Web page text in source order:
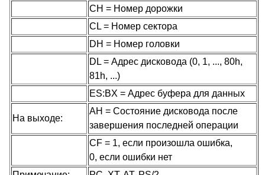
CH = Номер дорожки
CL = Номер сектора
DH = Номер головки
DL = Адрес дисковода (0, 1, ..., 80h,
81h, ...)
ES:BX = Адрес буфера для данных
На выходе:
AH = Состояние дисковода после
завершения последней операции
CF = 1, если произошла ошибка,
0, если ошибки нет